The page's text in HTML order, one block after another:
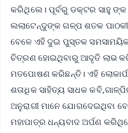
କରିଥିଲେ। ପୂର୍ବରୁ ଡକ୍ଟର ସାହୁ
ଲଲାଟେନ୍ଦୁଙ୍କ ଗଳ୍ପ ଶତକ
ବେଳେ ଏହି ଦୁଇ ପୁସ୍ତକ
ଚିତ୍ରଣ ହୋଇଥିବାରୁ ଆଦୃତି ଲାଭ
ମତପୋଷଣ କରିଛନ୍ତି। ଏହି
ଶତାଧିକ ସାହିତ୍ୟ ସାଧକ
ଅନୁରାଗୀ ମାନେ ଯୋଗଦେଇଥିବା
ମହାପାତ୍ର ଧନ୍ୟବାଦ ଅର୍ପଣ